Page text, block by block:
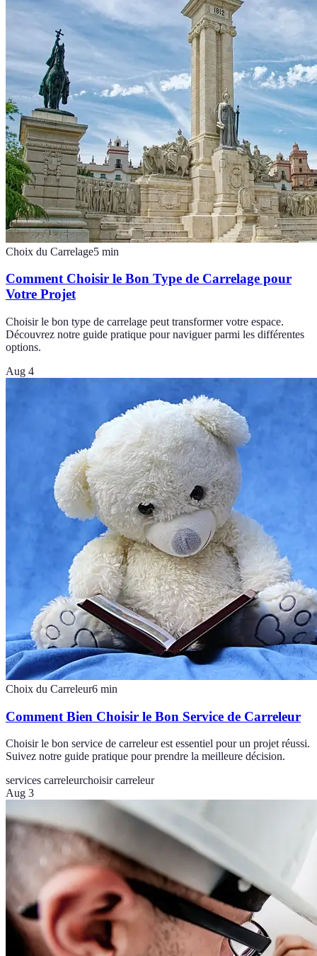
Choix du Carrelage5 min
Comment Choisir le Bon Type de Carrelage pour
Votre Projet
Choisir le bon type de carrelage peut transformer votre espace.
Découvrez notre guide pratique pour naviguer parmi les différentes
options.
Aug 4
Choix du Carreleur6 min
Comment Bien Choisir le Bon Service de Carreleur
Choisir le bon service de carreleur est essentiel pour un projet réussi.
Suivez notre guide pratique pour prendre la meilleure décision.
services carreleurchoisir carreleur
Aug 3